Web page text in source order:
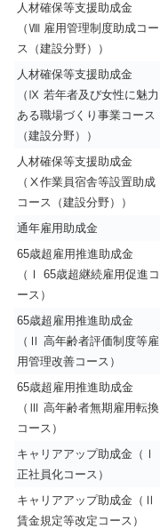
人材確保等支援助成金
（Ⅷ 雇用管理制度助成コー
ス（建設分野））
人材確保等支援助成金
（Ⅸ 若年者及び女性に魅力
ある職場づくり事業コース
（建設分野））
人材確保等支援助成金
（Ⅹ作業員宿舎等設置助成
コース（建設分野））
通年雇用助成金
65歳超雇用推進助成金
（Ⅰ 65歳超継続雇用促進コ
ース）
65歳超雇用推進助成金
（Ⅱ 高年齢者評価制度等雇
用管理改善コース）
65歳超雇用推進助成金
（Ⅲ 高年齢者無期雇用転換
コース）
キャリアアップ助成金（Ⅰ
正社員化コース）
キャリアアップ助成金（Ⅱ
賃金規定等改定コース）